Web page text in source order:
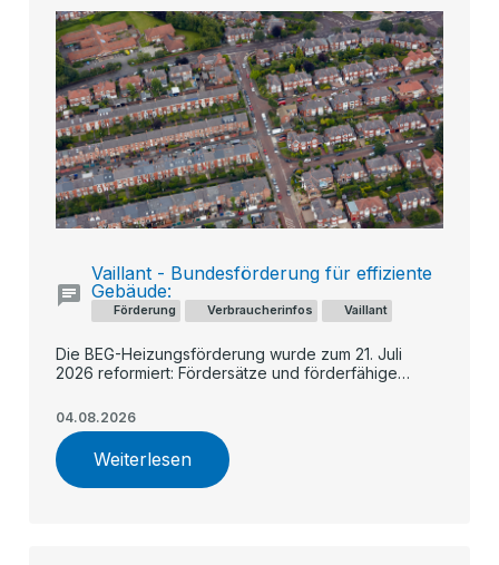
Förderung Verbraucherinfos Vaillant
Vaillant - Bundesförderung für effiziente
Gebäude:
Die BEG-Heizungsförderung wurde zum 21. Juli
2026 reformiert: Fördersätze und förderfähige
Geringverdiener und Familien stärker profitieren. Ein
früher Antrag – etwa für eine Vaillant Wärmepumpe –
kann sich finanziell lohnen.
04.08.2026
Weiterlesen